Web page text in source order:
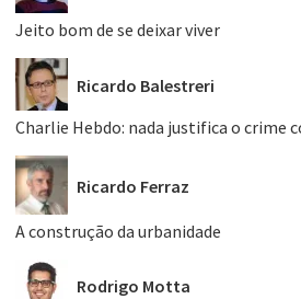
Jeito bom de se deixar viver
Ricardo Balestreri
Charlie Hebdo: nada justifica o crime
Ricardo Ferraz
A construção da urbanidade
Rodrigo Motta